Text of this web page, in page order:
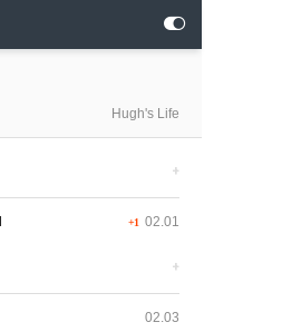
Hugh's Life
+
+1 02.01
+
02.03